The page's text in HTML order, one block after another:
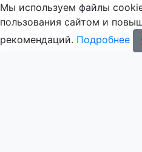
Мы используем файлы
пользования сайтом и
рекомендаций. Подробнее